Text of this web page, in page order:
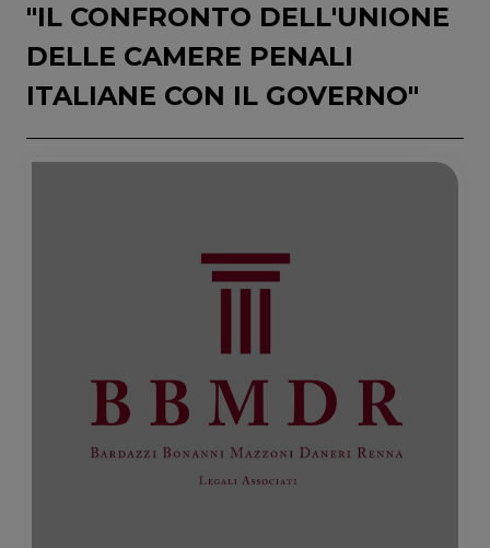
"IL CONFRONTO DELL'UNIONE
DELLE CAMERE PENALI
ITALIANE CON IL GOVERNO"